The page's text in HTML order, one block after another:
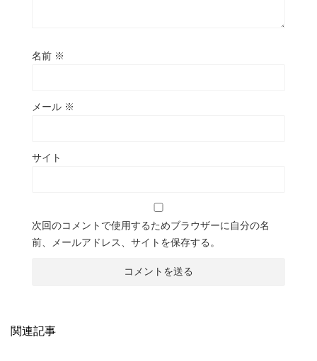
名前 ※
メール ※
サイト
次回のコメントで使用するためブラウザーに自分の名
前、メールアドレス、サイトを保存する。
関連記事